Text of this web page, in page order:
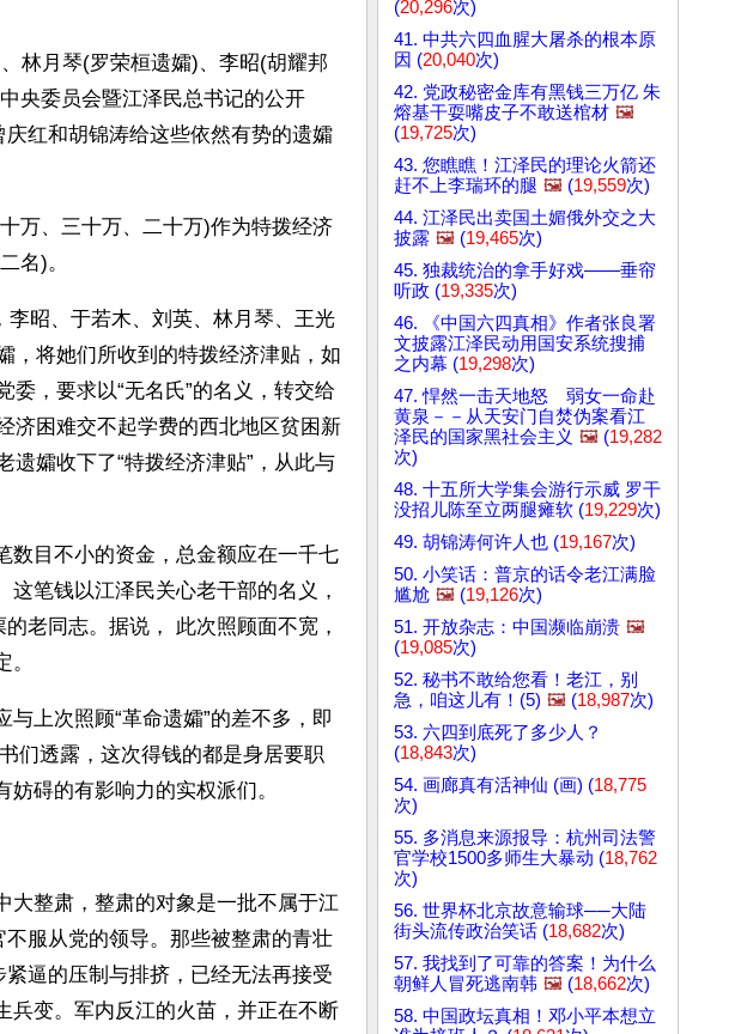
林月琴(罗荣桓遗孀)、李昭(胡耀邦
央委员会暨江泽民总书记的公开
红和胡锦涛给这些依然有势的遗孀
万、三十万、二十万)作为特拨经济
名)。
李昭、于若木、刘英、林月琴、王光
，将她们所收到的特拨经济津贴，如
委，要求以“无名氏”的名义，转交给
济困难交不起学费的西北地区贫困新
遗孀收下了“特拨经济津贴”，从此与
数目不小的资金，总金额应在一千七
笔钱以江泽民关心老干部的名义，
老同志。据说， 此次照顾面不宽，
。
上次照顾“革命遗孀”的差不多，即
们透露，这次得钱的都是身居要职
碍的有影响力的实权派们。
大整肃，整肃的对象是一批不属于江
服从党的领导。那些被整肃的青壮
逼的压制与排挤，已经无法再接受
兵变。军内反江的火苗，并正在不断
(20,296次)
41. 中共六四血腥大屠杀的根本原
因 (20,040次)
42. 党政秘密金库有黑钱三万亿 朱
熔基干耍嘴皮子不敢送棺材 🖼️
(19,725次)
43. 您瞧瞧！江泽民的理论火箭还
赶不上李瑞环的腿 🖼️ (19,559次)
44. 江泽民出卖国土媚俄外交之大
披露 🖼️ (19,465次)
45. 独裁统治的拿手好戏——垂帘
听政 (19,335次)
46. 《中国六四真相》作者张良署
文披露江泽民动用国安系统搜捕
之内幕 (19,298次)
47. 悍然一击天地怒 弱女一命赴
黄泉－－从天安门自焚伪案看江
泽民的国家黑社会主义 🖼️ (19,282
次)
48. 十五所大学集会游行示威 罗干
没招儿陈至立两腿瘫软 (19,229次)
49. 胡锦涛何许人也 (19,167次)
50. 小笑话：普京的话令老江满脸
尴尬 🖼️ (19,126次)
51. 开放杂志：中国濒临崩溃 🖼️
(19,085次)
52. 秘书不敢给您看！老江，别
急，咱这儿有！(5) 🖼️ (18,987次)
53. 六四到底死了多少人？
(18,843次)
54. 画廊真有活神仙 (画) (18,775
次)
55. 多消息来源报导：杭州司法警
官学校1500多师生大暴动 (18,762
次)
56. 世界杯北京故意输球──大陆
街头流传政治笑话 (18,682次)
57. 我找到了可靠的答案！为什么
朝鲜人冒死逃南韩 🖼️ (18,662次)
58. 中国政坛真相！邓小平本想立